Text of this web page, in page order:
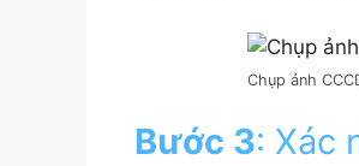
Chụp ảnh
Bước 3: Xác